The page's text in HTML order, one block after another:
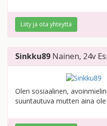
Liity ja ota yhteyttä
Sinkku89 Nainen, 24v
Olen sosiaalinen,
suuntautuva mutten aina ole